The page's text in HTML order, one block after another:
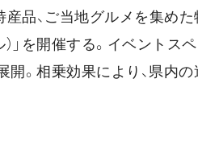
産品、ご当地グルメを集め
」を開催する。イベントス
。相乗効果により、県内